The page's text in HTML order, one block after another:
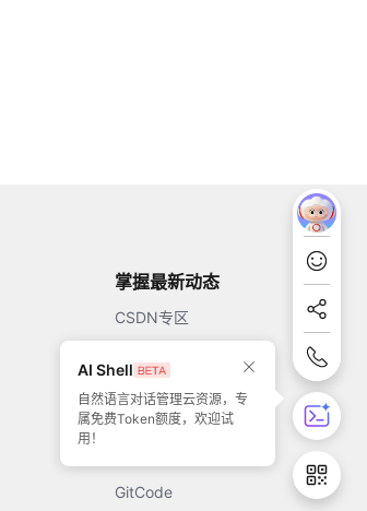
掌握最新动态
CSDN专区
51CTO
GitCode
AI Shell
自然语言对话管理云资源，专
属免费Token额度，欢迎试
用！